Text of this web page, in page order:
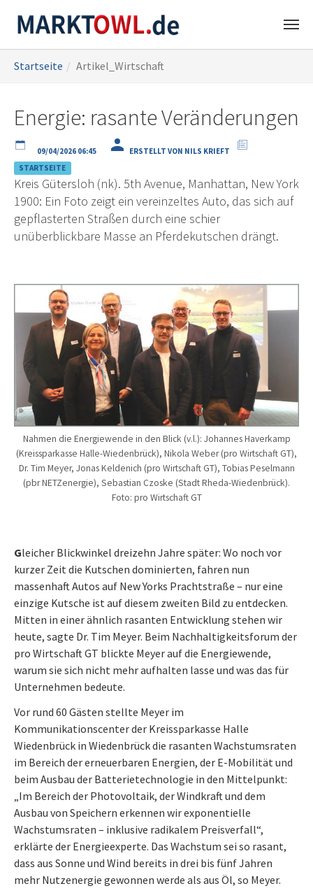
Hauptinhalt
sind
Startseite Artikel_Wirtschaft
Energie: rasante Veränderungen
09/04/2026 06:45
ERSTELLT VON NILS KRIEFT
STARTSEITE
Kreis Gütersloh (nk). 5th Avenue, Manhattan, New York
1900: Ein Foto zeigt ein vereinzeltes Auto, das sich auf
gepflasterten Straßen durch eine schier
unüberblickbare Masse an Pferdekutschen drängt.
Nahmen die Energiewende in den Blick (v.l.): Johannes Haverkamp
(Kreissparkasse Halle-Wiedenbrück), Nikola Weber (pro Wirtschaft GT),
Dr. Tim Meyer, Jonas Keldenich (pro Wirtschaft GT), Tobias Peselmann
(pbr NETZenergie), Sebastian Czoske (Stadt Rheda-Wiedenbrück).
Foto: pro Wirtschaft GT
Gleicher Blickwinkel dreizehn Jahre später: Wo noch vor
kurzer Zeit die Kutschen dominierten, fahren nun
massenhaft Autos auf New Yorks Prachtstraße – nur eine
einzige Kutsche ist auf diesem zweiten Bild zu entdecken.
Mitten in einer ähnlich rasanten Entwicklung stehen wir
heute, sagte Dr. Tim Meyer. Beim Nachhaltigkeitsforum der
pro Wirtschaft GT blickte Meyer auf die Energiewende,
warum sie sich nicht mehr aufhalten lasse und was das für
Unternehmen bedeute.
Vor rund 60 Gästen stellte Meyer im
Kommunikationscenter der Kreissparkasse Halle
Wiedenbrück in Wiedenbrück die rasanten Wachstumsraten
im Bereich der erneuerbaren Energien, der E-Mobilität und
beim Ausbau der Batterietechnologie in den Mittelpunkt:
„Im Bereich der Photovoltaik, der Windkraft und dem
Ausbau von Speichern erkennen wir exponentielle
Wachstumsraten – inklusive radikalem Preisverfall“,
erklärte der Energieexperte. Das Wachstum sei so rasant,
dass aus Sonne und Wind bereits in drei bis fünf Jahren
mehr Nutzenergie gewonnen werde als aus Öl, so Meyer.